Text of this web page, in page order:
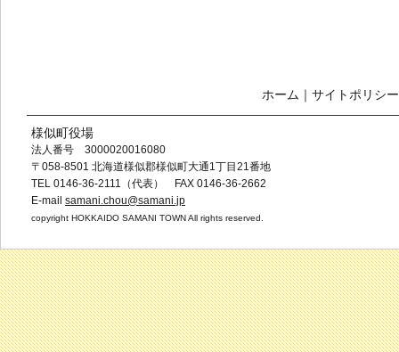
ホーム ｜ サイトポリシー
様似町役場
法人番号 3000020016080
〒058-8501 北海道様似郡様似町大通1丁目21番地
TEL 0146-36-2111（代表） FAX 0146-36-2662
E-mail samani.chou@samani.jp
copyright HOKKAIDO SAMANI TOWN All rights reserved.